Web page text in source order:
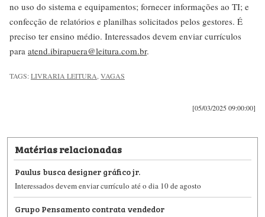
no uso do sistema e equipamentos; fornecer informações ao TI; e
confecção de relatórios e planilhas solicitados pelos gestores. É
preciso ter ensino médio. Interessados devem enviar currículos
para atend.ibirapuera@leitura.com.br.
TAGS:LIVRARIA LEITURA VAGAS
[05/03/2025 09:00:00]
Matérias relacionadas
Paulus busca designer gráfico jr.
Interessados devem enviar currículo até o dia 10 de agosto
Grupo Pensamento contrata vendedor